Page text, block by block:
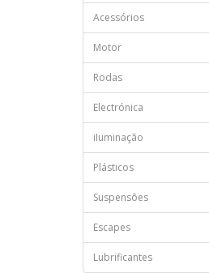
Acessórios
Motor
Rodas
Electrónica
iIuminação
Plásticos
Suspensões
Escapes
Lubrificantes